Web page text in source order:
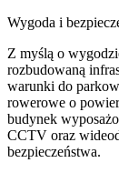
Wygoda i
Z myślą o
rozbudowaną
warunki do
rowerowe o
budynek
CCTV oraz
bezpieczeństwa.